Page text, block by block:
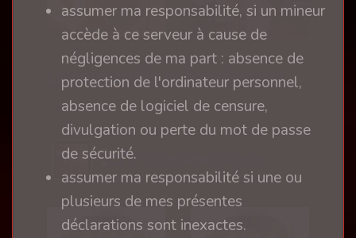
Le coin après la fessée peut avoir plusieurs formes
il y a 5 ans
Pro-fesseur d'Armor
assumer ma responsabilité, si un mineur
accède à ce serveur à cause de
négligences de ma part : absence de
protection de l'ordinateur personnel,
absence de logiciel de censure,
divulgation ou perte du mot de passe
de sécurité.
assumer ma responsabilité si une ou
plusieurs de mes présentes
déclarations sont inexactes.